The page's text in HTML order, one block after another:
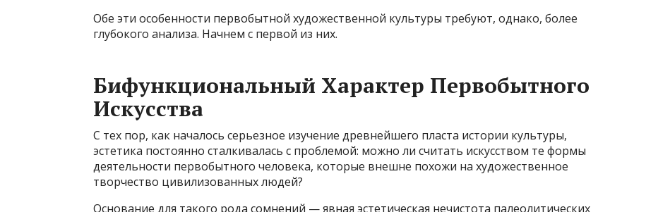
Обе эти особенности первобытной художественной культуры требуют, однако, более
глубокого анализа. Начнем с первой из них.
Бифункциональный Характер Первобытного
Искусства
С тех пор, как началось серьезное изучение древнейшего пласта истории культуры,
эстетика постоянно сталкивалась с проблемой: можно ли считать искусством те формы
деятельности первобытного человека, которые внешне похожи на художественное
творчество цивилизованных людей?
Основание для такого рода сомнений — явная эстетическая нечистота палеолитических